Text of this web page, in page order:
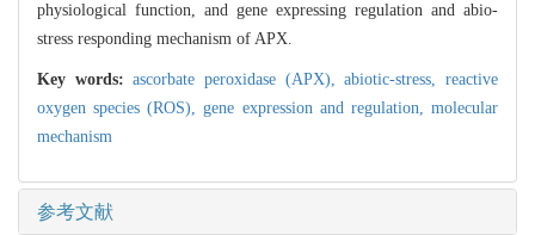
physiological function, and gene expressing regulation and abio-
stress responding mechanism of APX.
Key words:ascorbate peroxidase (APX),abiotic-stress,reactive
oxygen species (ROS),gene expression and regulation,molecular
mechanism
参考文献